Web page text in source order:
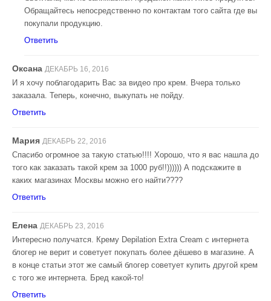
Обращайтесь непосредственно по контактам того сайта где вы
покупали продукцию.
Ответить
Оксана ДЕКАБРЬ 16, 2016
И я хочу поблагодарить Вас за видео про крем. Вчера только
заказала. Теперь, конечно, выкупать не пойду.
Ответить
Мария ДЕКАБРЬ 22, 2016
Спасибо огромное за такую статью!!!! Хорошо, что я вас нашла до
того как заказать такой крем за 1000 руб!!)))))) А подскажите в
каких магазинах Москвы можно его найти????
Ответить
Елена ДЕКАБРЬ 23, 2016
Интересно получатся. Крему Depilation Extra Cream с интернета
блогер не верит и советует покупать более дёшево в магазине. А
в конце статьи этот же самый блогер советует купить другой крем
с того же интернета. Бред какой-то!
Ответить